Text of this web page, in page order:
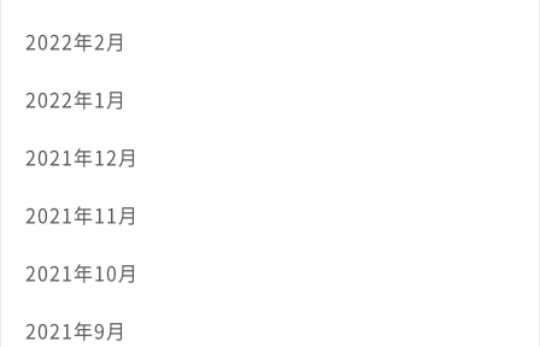
2022年2月
2022年1月
2021年12月
2021年11月
2021年10月
2021年9月